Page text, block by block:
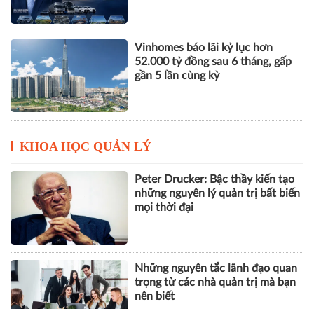
THACO của ông Trần Bá Dương
lãi lớn trở lại nhưng vẫn "gánh"
khối nợ hơn 164.000 tỷ đồng
Vinhomes báo lãi kỷ lục hơn
KHOA HỌC QUẢN LÝ
Peter Drucker: Bậc thầy kiến tạo
những nguyên lý quản trị bất biến
mọi thời đại